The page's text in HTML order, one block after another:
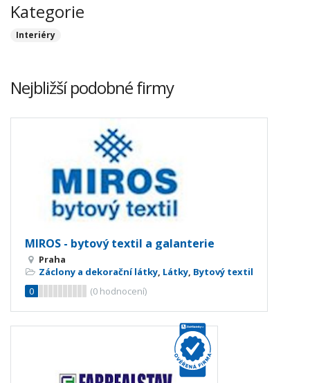
Kategorie
Interiéry
Nejbližší podobné firmy
MIROS - bytový textil a galanterie
Praha
Záclony a dekorační látky, Látky, Bytový textil
0
(0 hodnocení)